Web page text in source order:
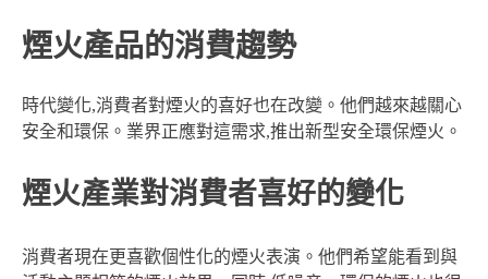
煙火產品的消費趨勢
時代變化,消費者對煙火的喜好也在改變。他們越來越關心
安全和環保。業界正應對這需求,推出新型安全環保煙火。
煙火產業對消費者喜好的變化
消費者現在更喜歡個性化的煙火表演。他們希望能看到與